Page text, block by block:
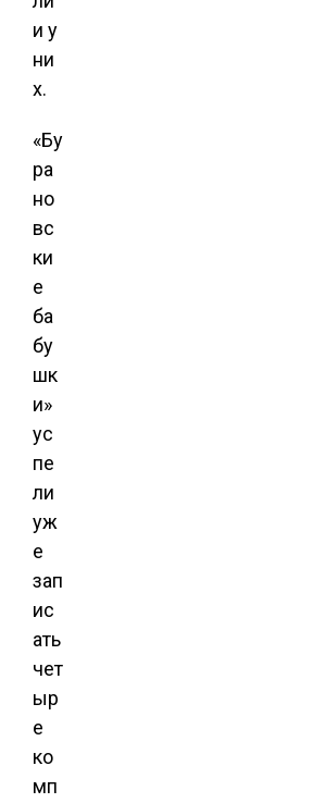
и у
ни
х.
«Бу
ра
но
вс
ки
е
ба
бу
шк
и»
ус
пе
ли
уж
е
зап
ис
ать
чет
ыр
е
ко
мп